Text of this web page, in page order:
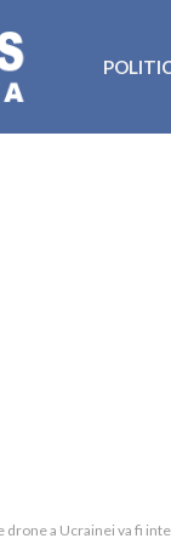
a Ucrainei va fi